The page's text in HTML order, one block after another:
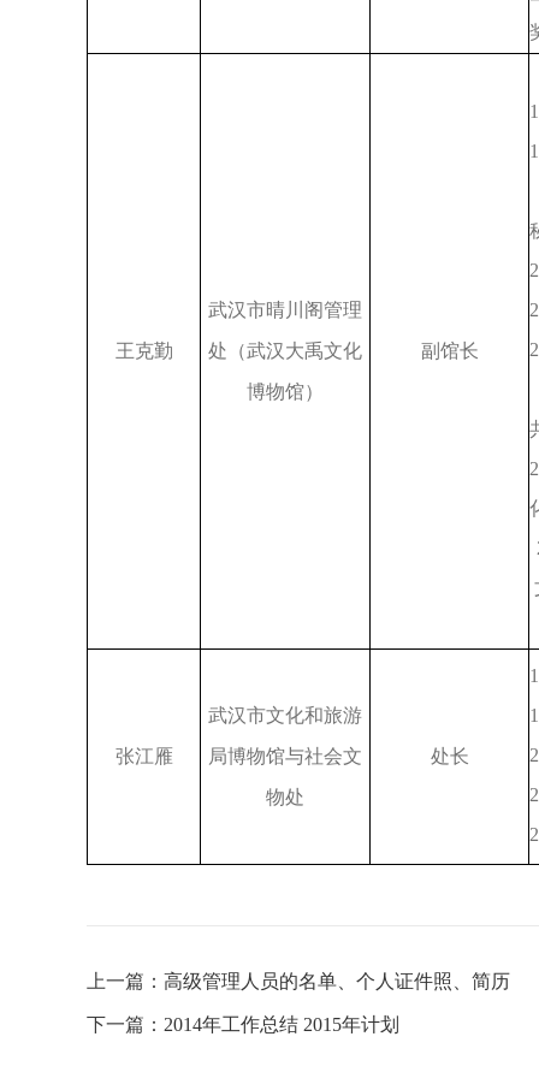
王克勤
武汉市晴川阁管理
处（武汉大禹文化
博物馆）
副馆长
张江雁
武汉市文化和旅游
局博物馆与社会文
物处
处长
上一篇： 高级管理人员的名单、个人证件照、简历
下一篇： 2014年工作总结 2015年计划